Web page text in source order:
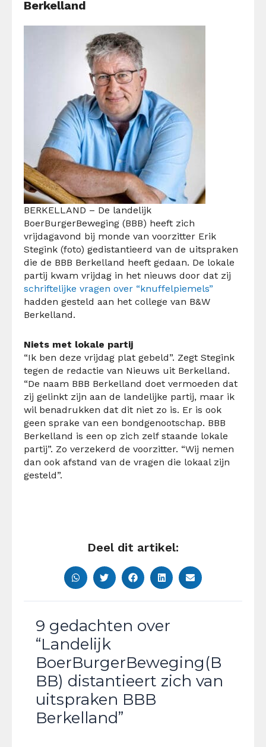
Berkelland
BERKELLAND – De landelijk
BoerBurgerBeweging (BBB) heeft zich
vrijdagavond bij monde van voorzitter Erik
Stegink (foto) gedistantieerd van de uitspraken
die de BBB Berkelland heeft gedaan. De lokale
partij kwam vrijdag in het nieuws door dat zij
schriftelijke vragen over “knuffelpiemels”
hadden gesteld aan het college van B&W
Berkelland.
Niets met lokale partij
“Ik ben deze vrijdag plat gebeld”. Zegt Stegink
tegen de redactie van Nieuws uit Berkelland.
“De naam BBB Berkelland doet vermoeden dat
zij gelinkt zijn aan de landelijke partij, maar ik
wil benadrukken dat dit niet zo is. Er is ook
geen sprake van een bondgenootschap. BBB
Berkelland is een op zich zelf staande lokale
partij”. Zo verzekerd de voorzitter. “Wij nemen
dan ook afstand van de vragen die lokaal zijn
gesteld”.
Deel dit artikel:
9 gedachten over
“Landelijk
BoerBurgerBeweging(B
BB) distantieert zich van
uitspraken BBB
Berkelland”